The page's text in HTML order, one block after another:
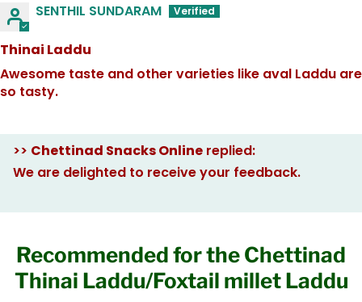
SENTHIL SUNDARAM
Thinai Laddu
Awesome taste and other varieties like aval Laddu are
so tasty.
>> Chettinad Snacks Online replied:
We are delighted to receive your feedback.
Recommended for the Chettinad
Thinai Laddu/Foxtail millet Laddu